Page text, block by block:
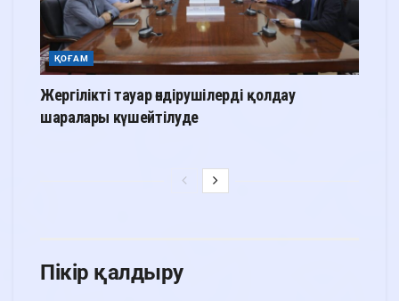
ҚОҒАМ
Жергілікті тауар өндірушілерді қолдау
шаралары күшейтілуде
Пікір қалдыру